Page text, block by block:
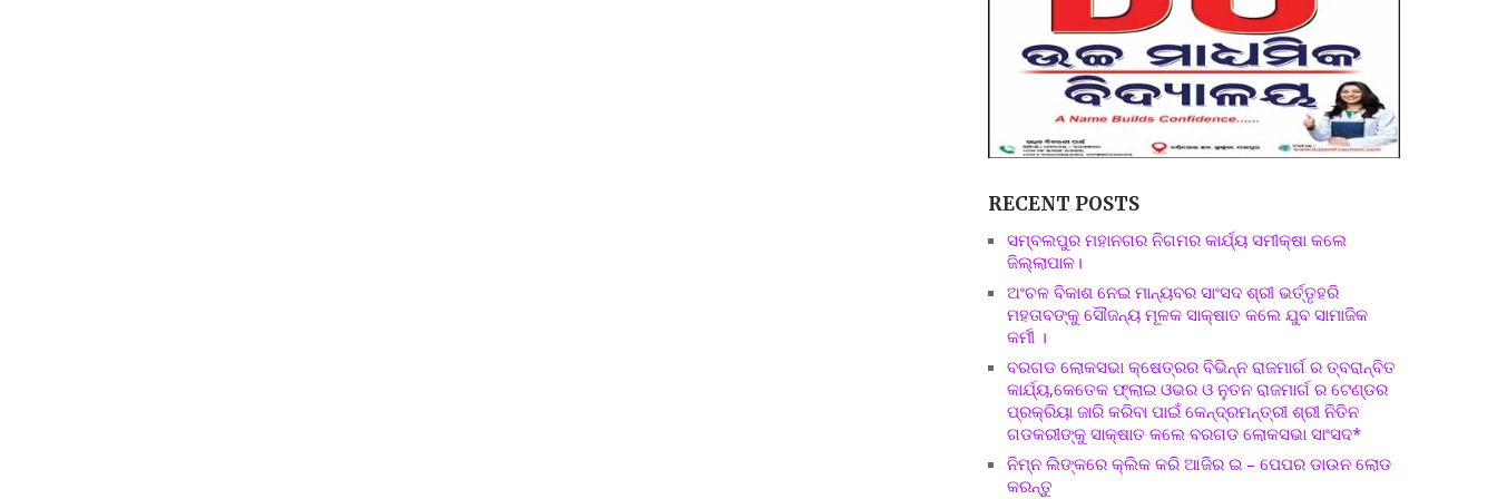
RECENT POSTS
ସମ୍ବଲପୁର ମହାନଗର ନିଗମର କାର୍ଯ୍ୟ ସମୀକ୍ଷା କଲେ
ଜିଲ୍ଲାପାଳ।
ଅଂଚଳ ବିକାଶ ନେଇ ମାନ୍ୟବର ସାଂସଦ ଶ୍ରୀ ଭର୍ତ୍ତୃହରି
ମହତାବଙ୍କୁ ସୌଜନ୍ୟ ମୂଳକ ସାକ୍ଷାତ କଲେ ଯୁବ ସାମାଜିକ
କର୍ମୀ ।
ବରଗଡ ଲୋକସଭା କ୍ଷେତ୍ରର ବିଭିନ୍ନ ରାଜମାର୍ଗ ର ତ୍ବରାନ୍ବିତ
କାର୍ଯ୍ୟ,କେତେକ ଫ୍ଲାଇ ଓଭର ଓ ନୁତନ ରାଜମାର୍ଗ ର ଟେଣ୍ଡର
ପ୍ରକ୍ରିୟା ଜାରି କରିବା ପାଇଁ କେନ୍ଦ୍ରମନ୍ତ୍ରୀ ଶ୍ରୀ ନିତିନ
ଗଡକରୀଙ୍କୁ ସାକ୍ଷାତ କଲେ ବରଗଡ ଲୋକସଭା ସାଂସଦ*
ନିମ୍ନ ଲିଙ୍କରେ କ୍ଲିକ କରି ଆଜିର ଇ – ପେପର ଡାଉନ ଲୋଡ
କରନ୍ତୁ